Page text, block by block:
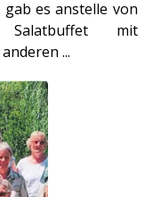
es anstelle von
mit
...